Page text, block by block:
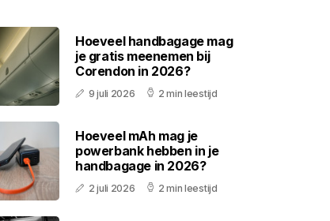
Hoeveel handbagage mag
je gratis meenemen bij
Corendon in 2026?
9 juli 2026 2 min leestijd
Hoeveel mAh mag je
powerbank hebben in je
handbagage in 2026?
2 juli 2026 2 min leestijd